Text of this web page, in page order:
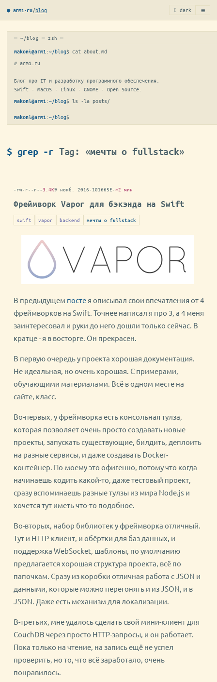
● arm1·ru/blog ☾ dark ≡
─ ~/blog ─ zsh ─
makoni@arm1 :~/blog$ cat about.md
# arm1.ru
Блог про IT и разработку программного обеспечения.
Swift · macOS · Linux · GNOME · Open Source.
makoni@arm1 :~/blog$ ls -la posts/
makoni@arm1 :~/blog$
$ grep -r Tag: «мечты о fullstack»
-rw-r--r--3.4K9 нояб. 2016 · 101665E ·~2 мин
Фреймворк Vapor для бэкэнда на Swift
swift vapor backend мечты о fullstack
В предыдущем посте я описывал свои впечатления от 4
фреймворков на Swift. Точнее написал я про 3, а 4 меня
заинтересовал и руки до него дошли только сейчас. В
кратце - я в восторге. Он прекрасен.
В первую очередь у проекта хорошая документация.
Не идеальная, но очень хорошая. С примерами,
обучающими материалами. Всё в одном месте на
сайте, класс.
Во-первых, у фреймворка есть консольная тулза,
которая позволяет очень просто создавать новые
проекты, запускать существующие, билдить, деплоить
на разные сервисы, и даже создавать Docker-
контейнер. По-моему это офигенно, потому что когда
начинаешь кодить какой-то, даже тестовый проект,
сразу вспоминаешь разные тулзы из мира Node.js и
хочется тут иметь что-то подобное.
Во-вторых, набор библиотек у фреймворка отличный.
Тут и HTTP-клиент, и обёртки для баз данных, и
поддержка WebSocket, шаблоны, по умолчанию
предлагается хорошая структура проекта, всё по
папочкам. Сразу из коробки отличная работа с JSON и
данными, которые можно перегонять и из JSON, и в
JSON. Даже есть механизм для локализации.
В-третьих, мне удалось сделать свой мини-клиент для
CouchDB через просто HTTP-запросы, и он работает.
Пока только на чтение, на запись ещё не успел
проверить, но то, что всё заработало, очень
понравилось.